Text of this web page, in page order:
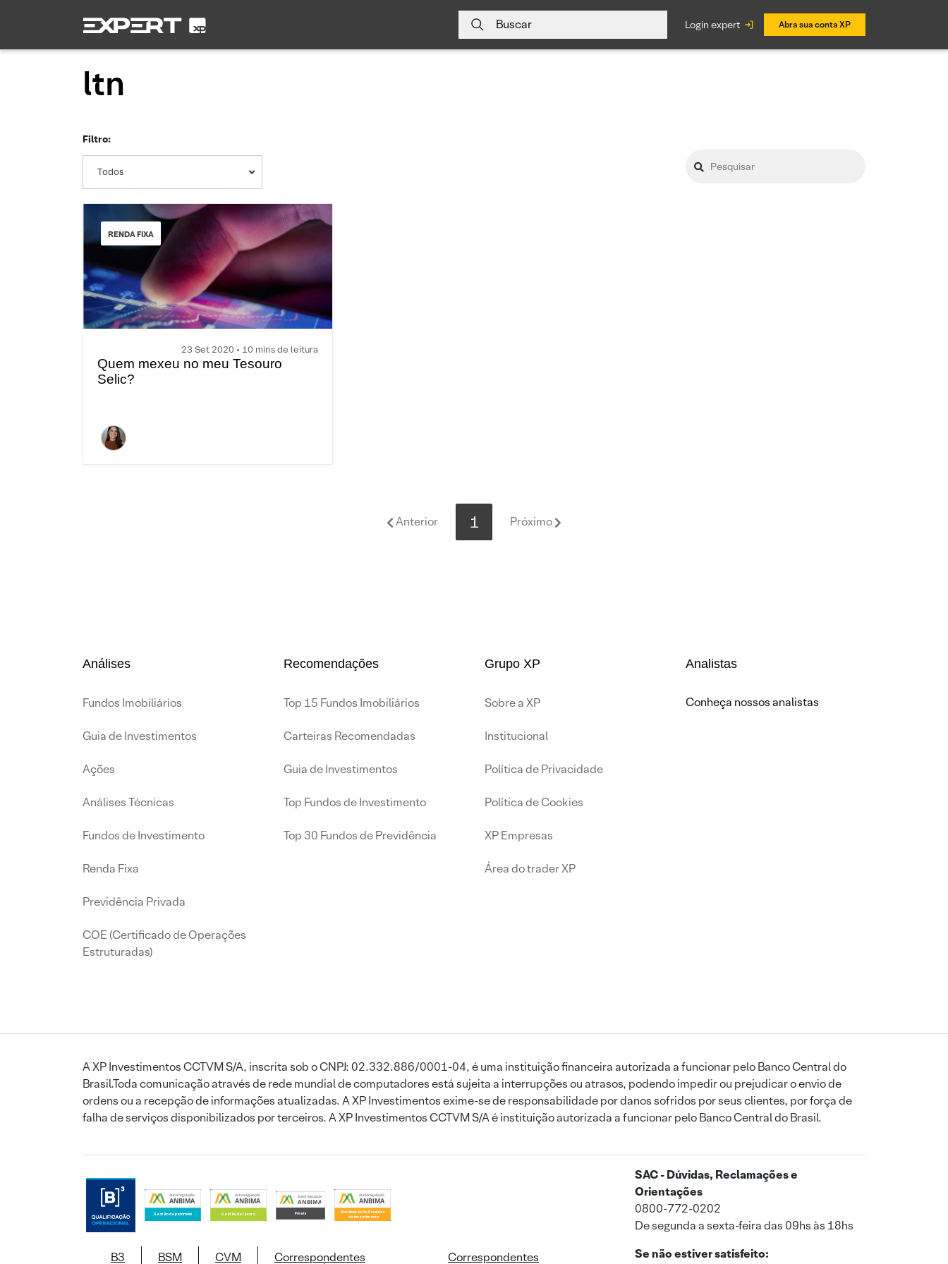
Buscar login expert Abra sua conta XP
ltn
Filtro:
Todos
RENDA FIXA
23 Set 2020 • 10 mins de leitura
Quem mexeu no meu Tesouro
Selic?
Anterior 1 Próximo
Análises
Fundos Imobiliários
Guia de Investimentos
Ações
Análises Técnicas
Fundos de Investimento
Renda Fixa
Previdência Privada
COE (Certificado de Operações
Estruturadas)
Recomendações
Top 15 Fundos Imobiliários
Carteiras Recomendadas
Guia de Investimentos
Top Fundos de Investimento
Top 30 Fundos de Previdência
Grupo XP
Sobre a XP
Institucional
Política de Privacidade
Política de Cookies
XP Empresas
Área do trader XP
Analistas
Conheça nossos analistas
A XP Investimentos CCTVM S/A, inscrita sob o CNPJ: 02.332.886/0001-04, é uma instituição financeira autorizada a funcionar pelo Banco Central do
Brasil.Toda comunicação através de rede mundial de computadores está sujeita a interrupções ou atrasos, podendo impedir ou prejudicar o envio de
ordens ou a recepção de informações atualizadas. A XP Investimentos exime-se de responsabilidade por danos sofridos por seus clientes, por força de
falha de serviços disponibilizados por terceiros. A XP Investimentos CCTVM S/A é instituição autorizada a funcionar pelo Banco Central do Brasil.
B3 BSM CVM Correspondentes Correspondentes
SAC - Dúvidas, Reclamações e
Orientações
0800-772-0202
De segunda a sexta-feira das 09hs às 18hs
Se não estiver satisfeito: